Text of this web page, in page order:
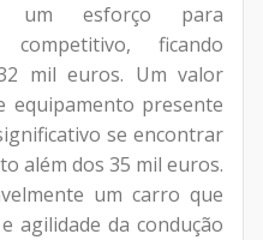
um esforço para
ficando
mil euros. Um valor
equipamento presente
se encontrar
além dos 35 mil euros.
um carro que
agilidade da condução